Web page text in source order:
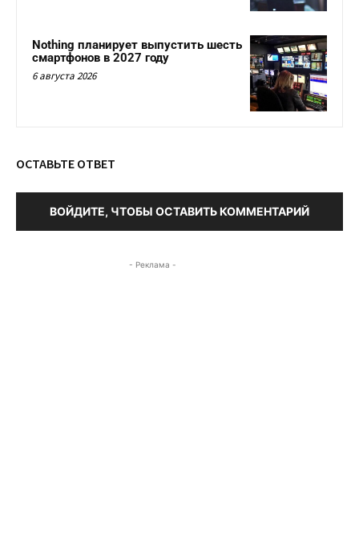
Nothing планирует выпустить шесть
смартфонов в 2027 году
6 августа 2026
ОСТАВЬТЕ ОТВЕТ
ВОЙДИТЕ, ЧТОБЫ ОСТАВИТЬ КОММЕНТАРИЙ
- Реклама -